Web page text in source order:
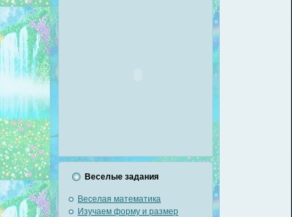
Веселые задания
Веселая математика
Изучаем форму и размер